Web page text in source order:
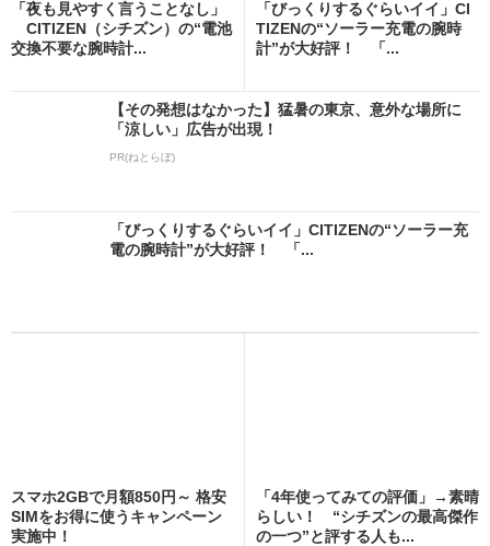
「夜も見やすく言うことなし」
CITIZEN（シチズン）の“電池
交換不要な腕時計...
「びっくりするぐらいイイ」CI
TIZENの“ソーラー充電の腕時
計”が大好評！ 「...
【その発想はなかった】猛暑の東京、意外な場所に
「涼しい」広告が出現！
PR(ねとらぼ)
「びっくりするぐらいイイ」CITIZENの“ソーラー充
電の腕時計”が大好評！ 「...
スマホ2GBで月額850円～ 格安
SIMをお得に使うキャンペーン
実施中！
「4年使ってみての評価」→素晴
らしい！ “シチズンの最高傑作
の一つ”と評する人も...